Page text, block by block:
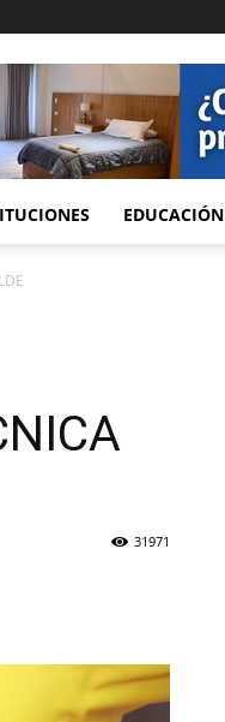
EDUCACIÓN
31971